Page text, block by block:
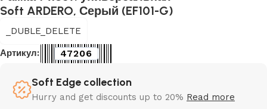
Soft ARDERO, Серый (EF101-G)
_DUBLE_DELETE
Артикул: 47206
Soft Edge collection
Hurry and get discounts up to 20% Read more